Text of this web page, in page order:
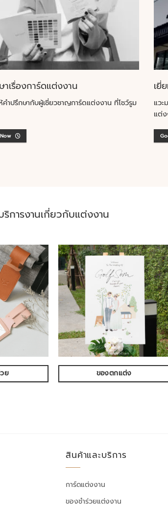
เรื่องการ์ดแต่งงาน
ำปรึกษากับผู้เชี่ยวชาญการ์ดแต่งงาน ที่โชว์รูม
เยี่
แวะ
แต่
ริการงานเกี่ยวกับแต่งงาน
ย ของตกแต่ง
สินค้าและบริการ
การ์ดแต่งงาน
ของชำร่วยแต่งงาน